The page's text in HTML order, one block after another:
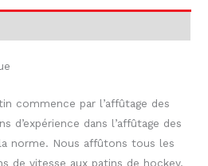
commence par l’affûtage des
d’expérience dans l’affûtage des
norme. Nous affûtons tous les
de vitesse aux patins de hockey,